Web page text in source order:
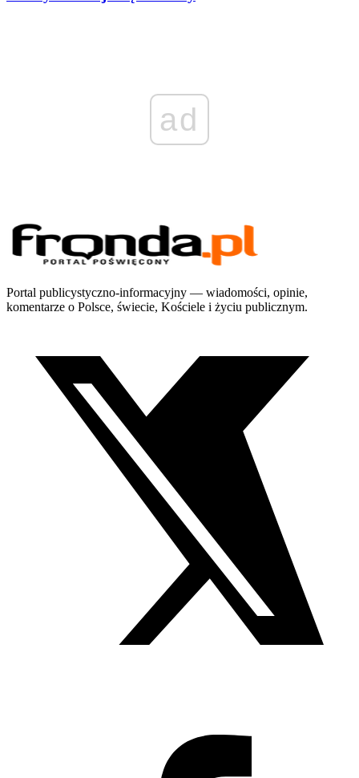
ad
Portal publicystyczno-informacyjny — wiadomości, opinie,
komentarze o Polsce, świecie, Kościele i życiu publicznym.